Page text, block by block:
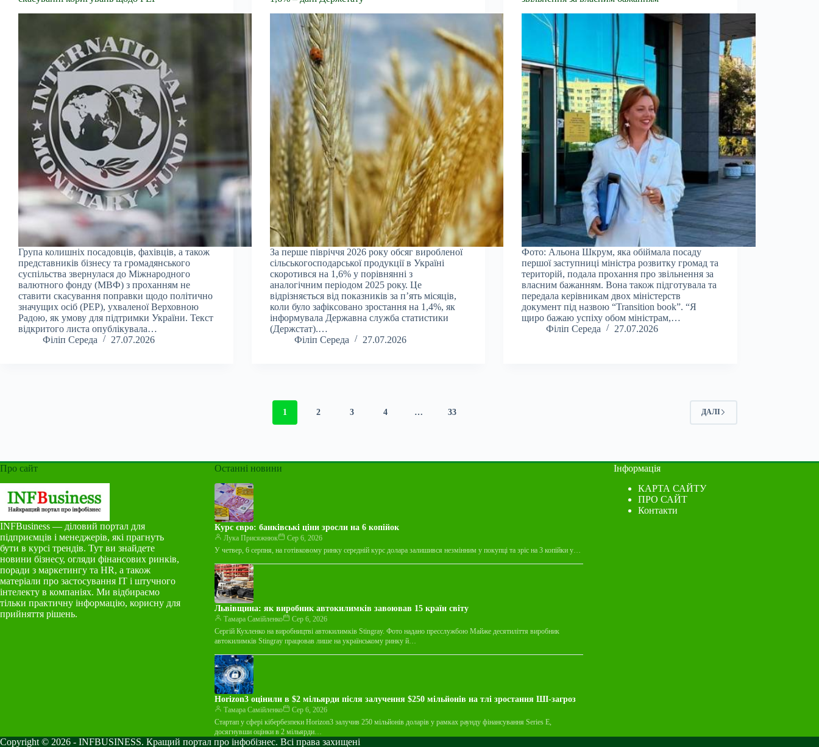
Група колишніх посадовців, фахівців, а також
представників бізнесу та громадянського
суспільства звернулася до Міжнародного
валютного фонду (МВФ) з проханням не
ставити скасування поправки щодо політично
значущих осіб (PEP), ухваленої Верховною
Радою, як умову для підтримки України. Текст
відкритого листа опублікувала…
Філіп Середа
27.07.2026
За перше півріччя 2026 року обсяг виробленої
сільськогосподарської продукції в Україні
скоротився на 1,6% у порівнянні з
аналогічним періодом 2025 року. Це
відрізняється від показників за п’ять місяців,
коли було зафіксовано зростання на 1,4%, як
інформувала Державна служба статистики
(Держстат).…
Філіп Середа
27.07.2026
Фото: Альона Шкрум, яка обіймала посаду
першої заступниці міністра розвитку громад та
територій, подала прохання про звільнення за
власним бажанням. Вона також підготувала та
передала керівникам двох міністерств
документ під назвою “Transition book”. “Я
щиро бажаю успіху обом міністрам,…
Філіп Середа
27.07.2026
1 2 3 4 … 33 ДАЛІ
Про сайт
INFBusiness — діловий портал для
підприємців і менеджерів, які прагнуть
бути в курсі трендів. Тут ви знайдете
новини бізнесу, огляди фінансових ринків,
поради з маркетингу та HR, а також
матеріали про застосування ІТ і штучного
інтелекту в компаніях. Ми відбираємо
тільки практичну інформацію, корисну для
прийняття рішень.
Останні новини
Курс євро: банківські ціни зросли на 6 копійок
Лука Присяжнюк
Сер 6, 2026
У четвер, 6 серпня, на готівковому ринку середній курс долара залишився незмінним у покупці та зріс на 3 копійки у…
Львівщина: як виробник автокилимків завоював 15 країн світу
Тамара Самійленко
Сер 6, 2026
Сергій Кухленко на виробництві автокилимків Stingray. Фото надано пресслужбою Майже десятиліття виробник
автокилимків Stingray працював лише на українському ринку й…
Horizon3 оцінили в $2 мільярди після залучення $250 мільйонів на тлі зростання ШІ-загроз
Тамара Самійленко
Сер 6, 2026
Стартап у сфері кібербезпеки Horizon3 залучив 250 мільйонів доларів у рамках раунду фінансування Series E,
досягнувши оцінки в 2 мільярди…
Інформація
КАРТА САЙТУ
ПРО САЙТ
Контакти
Copyright © 2026 - INFBUSINESS. Кращий портал про інфобізнес. Всі права захищені